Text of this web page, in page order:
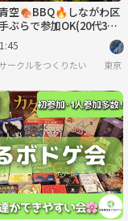
うひとつの居場所”
空🍖BBQ🔥しながわ区
ぶらで参加OK(20代30
ークルをつくりたい 東京